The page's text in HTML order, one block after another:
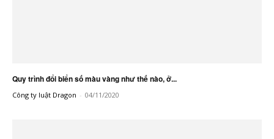
Quy trình đổi biển số màu vàng như thế nào, ở...
Công ty luật Dragon - 04/11/2020